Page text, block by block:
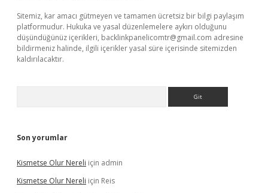
Sitemiz, kar amacı gütmeyen ve tamamen ücretsiz bir bilgi paylaşım
platformudur. Hukuka ve yasal düzenlemelere aykırı olduğunu
düşündüğünüz içerikleri, backlinkpanelicomtr@gmail.com adresine
bildirmeniz halinde, ilgili içerikler yasal süre içerisinde sitemizden
kaldırılacaktır.
Son yorumlar
Kismetse Olur Nereli için admin
Kismetse Olur Nereli için Reis